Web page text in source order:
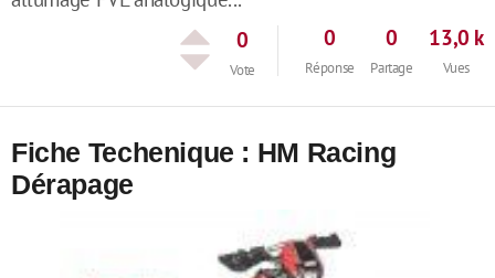
0
Vote
0
Réponse
0
Partage
13,0 k
Vues
Fiche Techenique : HM Racing
Dérapage